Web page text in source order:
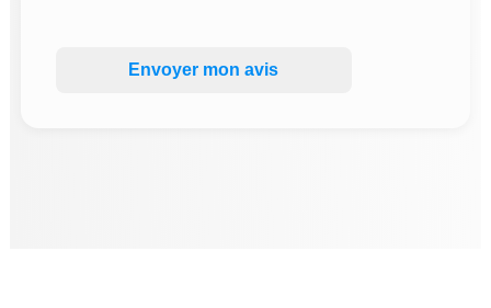
Envoyer mon avis